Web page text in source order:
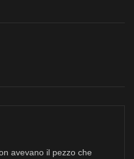
avevano il pezzo che